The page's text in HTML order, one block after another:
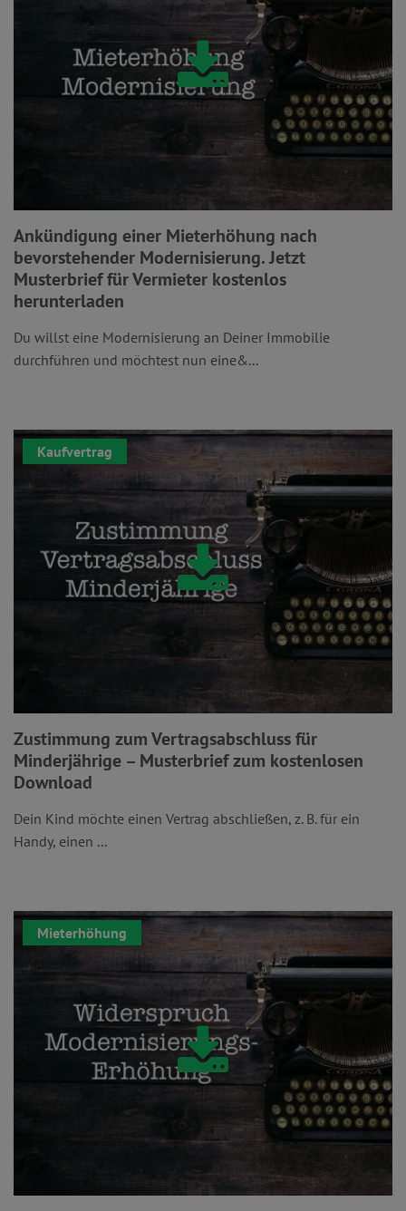
Ankündigung einer Mieterhöhung nach
bevorstehender Modernisierung. Jetzt
Musterbrief für Vermieter kostenlos
herunterladen
Du willst eine Modernisierung an Deiner Immobilie
durchführen und möchtest nun eine&...
Kaufvertrag
Zustimmung zum Vertragsabschluss für
Minderjährige – Musterbrief zum kostenlosen
Download
Dein Kind möchte einen Vertrag abschließen, z. B. für ein
Handy, einen ...
Mieterhöhung